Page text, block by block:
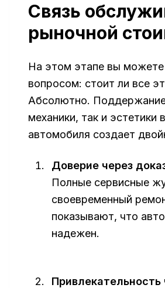
Связь
рыночной
На этом этапе вы можете
вопросом: стоит ли все
Абсолютно.
механики, так и эстетики
автомобиля создает
Доверие через
Полные сервисные
своевременный
показывают, что
надежен.
Привлекательность